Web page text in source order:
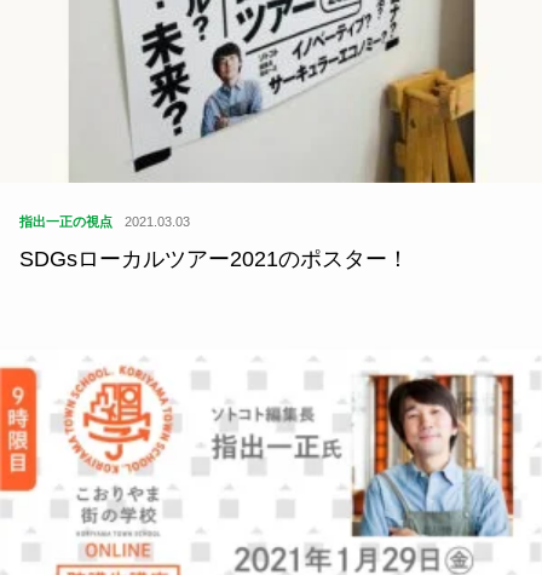
指出一正の視点 2021.03.03
SDGsローカルツアー2021のポスター！